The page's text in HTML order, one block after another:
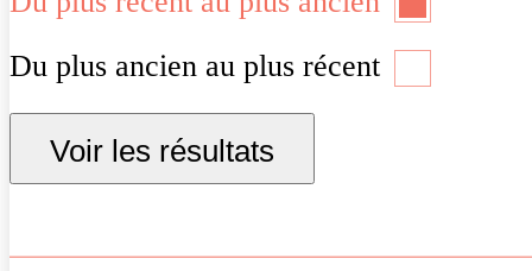
Du plus ancien au plus récent
Voir les résultats